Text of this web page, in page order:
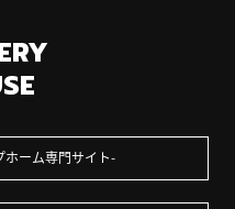
ホーム専門サイト